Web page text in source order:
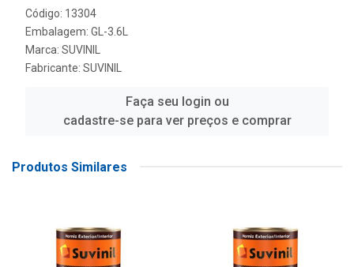
Código: 13304
Embalagem: GL-3.6L
Marca: SUVINIL
Fabricante: SUVINIL
Faça seu login ou
cadastre-se para ver preços e comprar
Produtos Similares